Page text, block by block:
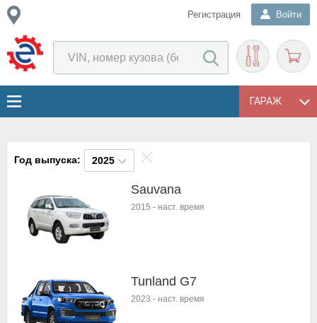
Регистрация Войти
ГАРАЖ
Год выпуска: 2025
Sauvana
2015 - наст. время
Tunland G7
2023 - наст. время